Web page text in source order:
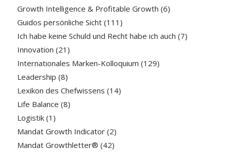
Growth Intelligence & Profitable Growth (6)
Guidos persönliche Sicht(111)
Ich habe keine Schuld und Recht habe ich auch (7)
Innovation (21)
Internationales Marken-Kolloquium (129)
Leadership (8)
Lexikon des Chefwissens (14)
Life Balance (8)
Logistik(1)
Mandat Growth Indicator(2)
Mandat Growthletter® (42)